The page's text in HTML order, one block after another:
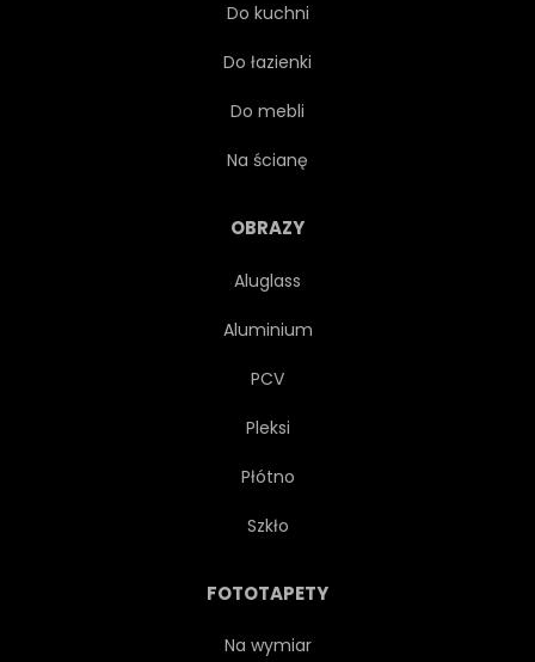
Do kuchni
Do łazienki
Do mebli
Na ścianę
OBRAZY
Aluglass
Aluminium
PCV
Pleksi
Płótno
Szkło
FOTOTAPETY
Na wymiar